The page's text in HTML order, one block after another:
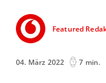
Featured
04. März 2022 7 min.